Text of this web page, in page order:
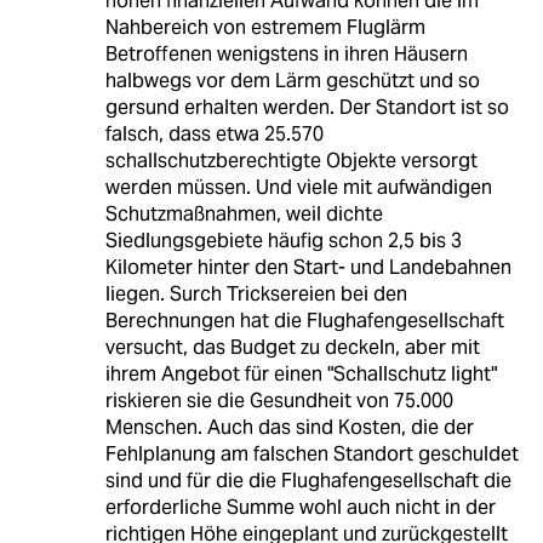
Nahbereich von estremem Fluglärm
Betroffenen wenigstens in ihren Häusern
halbwegs vor dem Lärm geschützt und so
gersund erhalten werden. Der Standort ist so
falsch, dass etwa 25.570
schallschutzberechtigte Objekte versorgt
werden müssen. Und viele mit aufwändigen
Schutzmaßnahmen, weil dichte
Siedlungsgebiete häufig schon 2,5 bis 3
Kilometer hinter den Start- und Landebahnen
liegen. Surch Tricksereien bei den
Berechnungen hat die Flughafengesellschaft
versucht, das Budget zu deckeln, aber mit
ihrem Angebot für einen "Schallschutz light"
riskieren sie die Gesundheit von 75.000
Menschen. Auch das sind Kosten, die der
Fehlplanung am falschen Standort geschuldet
sind und für die die Flughafengesellschaft die
erforderliche Summe wohl auch nicht in der
richtigen Höhe eingeplant und zurückgestellt